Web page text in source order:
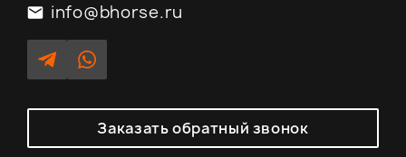
info@bhorse.ru
Заказать обратный звонок